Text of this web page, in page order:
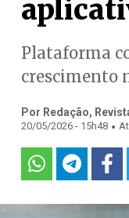
Plataforma
crescimento
Por Redação,
20/05/2026 - 15h48 .